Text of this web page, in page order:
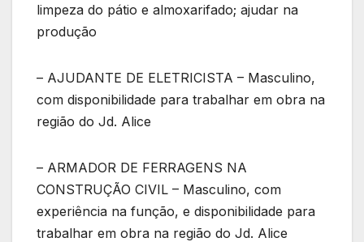
limpeza do pátio e almoxarifado; ajudar na
produção
– AJUDANTE DE ELETRICISTA – Masculino,
com disponibilidade para trabalhar em obra na
região do Jd. Alice
– ARMADOR DE FERRAGENS NA
CONSTRUÇÃO CIVIL – Masculino, com
experiência na função, e disponibilidade para
trabalhar em obra na região do Jd. Alice